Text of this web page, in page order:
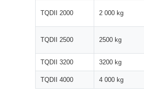
TQDII 2000 2 000 kg
TQDII 2500 2500 kg
TQDII 3200 3200 kg
TQDII 4000 4 000 kg